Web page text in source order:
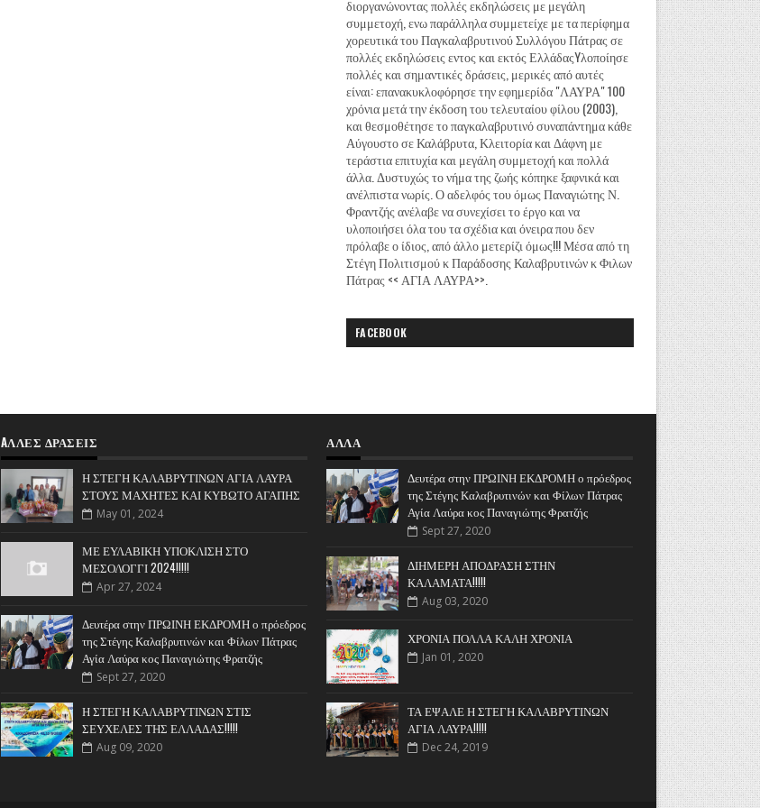
διοργανώνοντας πολλές εκδηλώσεις με μεγάλη
συμμετοχή, ενω παράλληλα συμμετείχε με τα περίφημα
χορευτικά του Παγκαλαβρυτινού Συλλόγου Πάτρας σε
πολλές εκδηλώσεις εντος και εκτός ΕλλάδαςYλοποίησε
πολλές και σημαντικές δράσεις, μερικές από αυτές
είναι: επανακυκλοφόρησε την εφημερίδα "ΛΑΥΡΑ" 100
χρόνια μετά την έκδοση του τελευταίου φίλου (2003),
και θεσμοθέτησε το παγκαλαβρυτινό συναπάντημα κάθε
Αύγουστο σε Καλάβρυτα, Κλειτορία και Δάφνη με
τεράστια επιτυχία και μεγάλη συμμετοχή και πολλά
άλλα. Δυστυχώς το νήμα της ζωής κόπηκε ξαφνικά και
ανέλπιστα νωρίς. Ο αδελφός του όμως Παναγιώτης Ν.
Φραντζής ανέλαβε να συνεχίσει το έργο και να
υλοποιήσει όλα του τα σχέδια και όνειρα που δεν
πρόλαβε ο ίδιος, από άλλο μετερίζι όμως!!! Μέσα από τη
Στέγη Πολιτισμού κ Παράδοσης Καλαβρυτινών κ Φιλων
Πάτρας << ΑΓΙΑ ΛΑΥΡΑ>>.
FACEBOOK
AΛΛΕΣ ΔΡΑΣΕΙΣ
Η ΣΤΕΓΗ ΚΑΛΑΒΡΥΤΙΝΩΝ ΑΓΙΑ ΛΑΥΡΑ
ΣΤΟΥΣ ΜΑΧΗΤΕΣ ΚΑΙ ΚΥΒΩΤΟ ΑΓΑΠΗΣ
May 01, 2024
ΜΕ ΕΥΛΑΒΙΚΗ ΥΠΟΚΛΙΣΗ ΣΤΟ
ΜΕΣΟΛΟΓΓΙ 2024!!!!!
Apr 27, 2024
Δευτέρα στην ΠΡΩΙΝΗ ΕΚΔΡΟΜΗ ο πρόεδρος
της Στέγης Καλαβρυτινών και Φίλων Πάτρας
Αγία Λαύρα κος Παναγιώτης Φρατζής
Sept 27, 2020
Η ΣΤΕΓΗ ΚΑΛΑΒΡΥΤΙΝΩΝ ΣΤΙΣ
ΣΕΥΧΕΛΕΣ ΤΗΣ ΕΛΛΑΔΑΣ!!!!!
Aug 09, 2020
ΑΛΛΑ
Δευτέρα στην ΠΡΩΙΝΗ ΕΚΔΡΟΜΗ ο πρόεδρος
της Στέγης Καλαβρυτινών και Φίλων Πάτρας
Αγία Λαύρα κος Παναγιώτης Φρατζής
Sept 27, 2020
ΔΙΗΜΕΡΗ ΑΠΟΔΡΑΣΗ ΣΤΗΝ
ΚΑΛΑΜΑΤΑ!!!!!
Aug 03, 2020
ΧΡΟΝΙΑ ΠΟΛΛΑ ΚΑΛΗ ΧΡΟΝΙΑ
Jan 01, 2020
ΤΑ ΕΨΑΛΕ Η ΣΤΕΓΗ ΚΑΛΑΒΡΥΤΙΝΩΝ
ΑΓΙΑ ΛΑΥΡΑ!!!!!
Dec 24, 2019